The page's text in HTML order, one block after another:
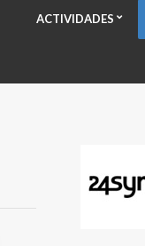
ACTIVIDADES